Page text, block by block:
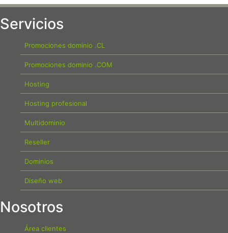
Servicios
Promociones dominio .CL
Promociones dominio .COM
Hosting
Hosting profesional
Multidominio
Reseller
Dominios
Diseño web
Nosotros
Área clientes